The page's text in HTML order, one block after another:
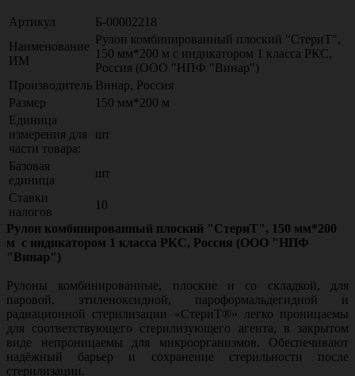
Артикул
Б-00002218
Наименование
ИМ
Рулон комбинированный плоский "СтериТ",
150 мм*200 м с индикатором 1 класса РКС,
Россия (ООО "НПФ "Винар")
Производитель Винар, Россия
Размер
150 мм*200 м
Единица
измерения для
части товара:
шт
Базовая
единица
шт
Ставки
налогов
10
Рулон комбинированный плоский "СтериТ", 150 мм*200
м с индикатором 1 класса РКС, Россия (ООО "НПФ
"Винар")
Рулоны комбинированные, плоские и со складкой, для
паровой, этиленоксидной, пароформальдегидной и
радиационной стерилизации «СтериТ®» легко проницаемы
для соответствующего стерилизующего агента, в закрытом
виде непроницаемы для микроорганизмов. Обеспечивают
надёжный барьер и сохранение стерильности после
стерилизации.